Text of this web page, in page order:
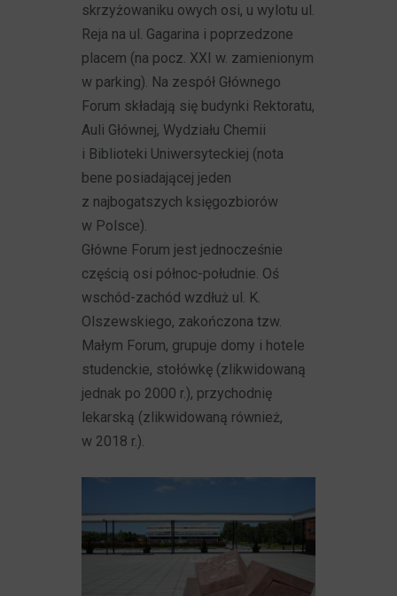
skrzyżowaniku owych osi, u wylotu ul.
Reja na ul. Gagarina i poprzedzone
placem (na pocz. XXI w. zamienionym
w parking). Na zespół Głównego
Forum składają się budynki Rektoratu,
Auli Głównej, Wydziału Chemii
i Biblioteki Uniwersyteckiej (nota
bene posiadającej jeden
z najbogatszych księgozbiorów
w Polsce).
Główne Forum jest jednocześnie
częścią osi północ-południe. Oś
wschód-zachód wzdłuż ul. K.
Olszewskiego, zakończona tzw.
Małym Forum, grupuje domy i hotele
studenckie, stołówkę (zlikwidowaną
jednak po 2000 r.), przychodnię
lekarską (zlikwidowaną również,
w 2018 r.).